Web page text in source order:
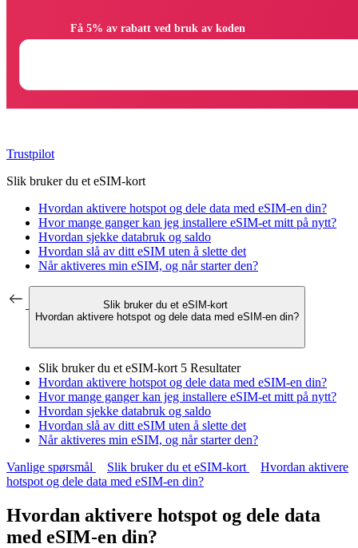
Trustpilot
Slik bruker du et eSIM-kort
Hvordan aktivere hotspot og dele data med eSIM-en din?
Hvor mange ganger kan jeg installere eSIM-et mitt på nytt?
Hvordan sjekke databruk og saldo
Hvordan slå av ditt eSIM uten å slette det
Når aktiveres min eSIM, og når starter den?
Slik bruker du et eSIM-kort
Hvordan aktivere hotspot og dele data med eSIM-en din?
Slik bruker du et eSIM-kort 5 Resultater
Hvordan aktivere hotspot og dele data med eSIM-en din?
Hvor mange ganger kan jeg installere eSIM-et mitt på nytt?
Hvordan sjekke databruk og saldo
Hvordan slå av ditt eSIM uten å slette det
Når aktiveres min eSIM, og når starter den?
Vanlige spørsmål
Slik bruker du et eSIM-kort
Hvordan aktivere
hotspot og dele data med eSIM-en din?
Hvordan aktivere hotspot og dele data
med eSIM-en din?